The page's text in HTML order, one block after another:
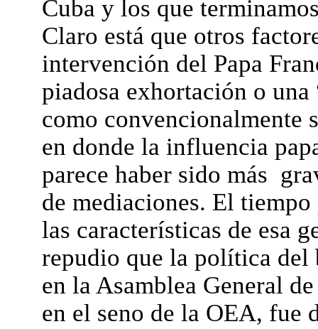
Cuba y los que
Claro está que otros
intervención del Papa
piadosa exhortación o
como convencionalmente
en donde la influencia
parece haber sido más
de mediaciones. El
las características de esa
repudio que la política del
en la Asamblea General
en el seno de la OEA, fue